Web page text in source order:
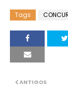
Tags
ANTIGOS